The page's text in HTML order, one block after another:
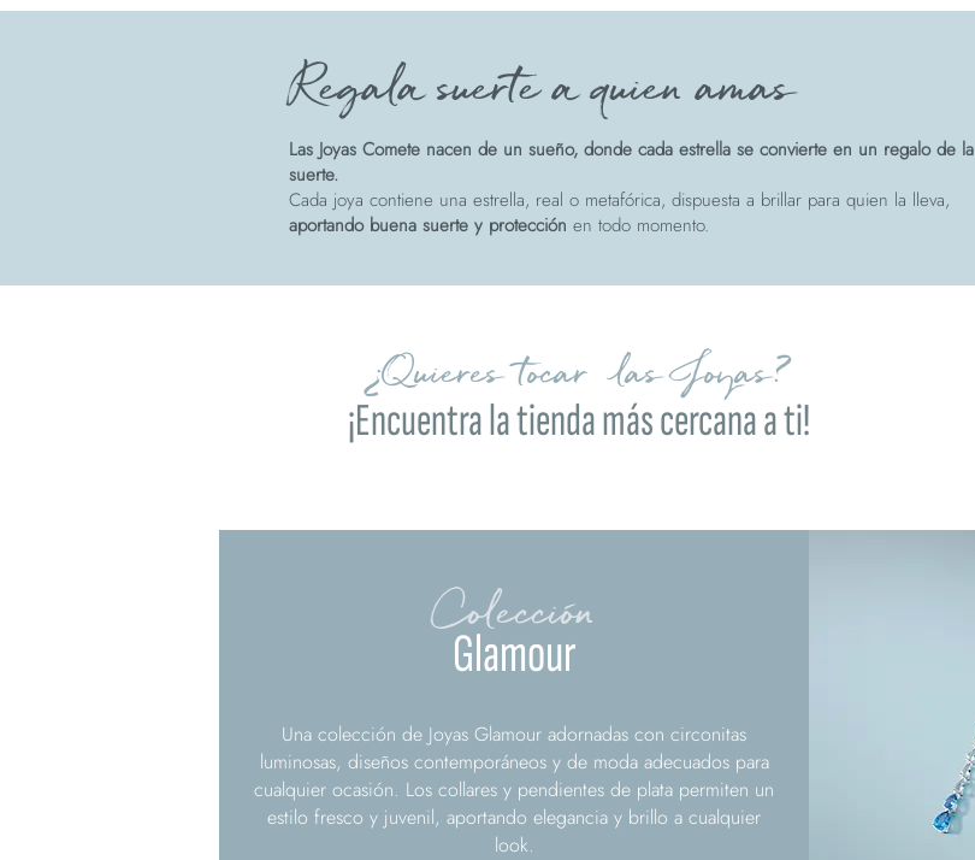
Regala suerte a quien amas
Las Joyas Comete nacen de un sueño, donde cada estrella se convierte en un regalo de la
suerte.
Cada joya contiene una estrella, real o metafórica, dispuesta a brillar para quien la lleva,
aportando buena suerte y protección en todo momento.
¿Quieres tocar las Joyas?
¡Encuentra la tienda más cercana a ti!
Glamour
Colección
Una colección de Joyas Glamour adornadas con circonitas
luminosas, diseños contemporáneos y de moda adecuados para
cualquier ocasión. Los collares y pendientes de plata permiten un
estilo fresco y juvenil, aportando elegancia y brillo a cualquier
look.